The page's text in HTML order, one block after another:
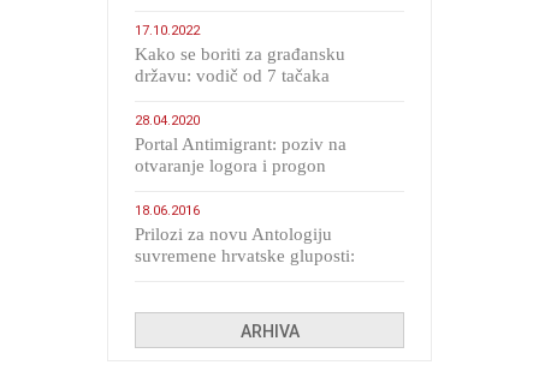
17.10.2022
Kako se boriti za građansku
državu: vodič od 7 tačaka
28.04.2020
Portal Antimigrant: poziv na
otvaranje logora i progon
18.06.2016
Prilozi za novu Antologiju
suvremene hrvatske gluposti:
ARHIVA